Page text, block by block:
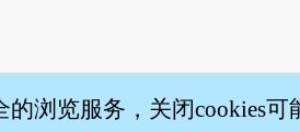
| 联络我们 服务条款 隐
浏览服务，关闭cookies可